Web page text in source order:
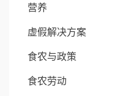
营养
虚假解决方案
食农与政策
食农劳动